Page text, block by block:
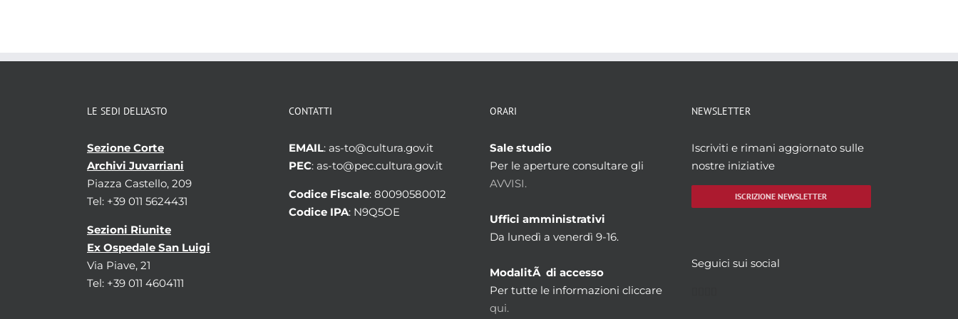
LE SEDI DELL’ASTO
Sezione Corte
Archivi Juvarriani
Piazza Castello, 209
Tel: +39 011 5624431
Sezioni Riunite
Ex Ospedale San Luigi
Via Piave, 21
Tel: +39 011 4604111
CONTATTI
EMAIL: as-to@cultura.gov.it
PEC: as-to@pec.cultura.gov.it
Codice Fiscale: 80090580012
Codice IPA: N9Q5OE
ORARI
Sale studio
Per le aperture consultare gli
AVVISI.
Uffici amministrativi
Da lunedì a venerdì 9-16.
ModalitÃ di accesso
Per tutte le informazioni cliccare
qui.
NEWSLETTER
Iscriviti e rimani aggiornato sulle
nostre iniziative
ISCRIZIONE NEWSLETTER
Seguici sui social